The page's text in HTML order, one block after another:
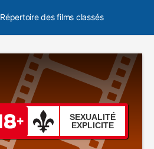
Répertoire des films classés
SEXUALITÉ
EXPLICITE